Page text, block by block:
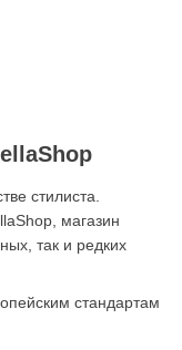
стилиста.
магазин
так и редких
стандартам